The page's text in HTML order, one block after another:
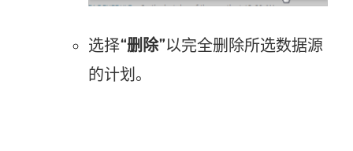
选择“删除”以完全删除所选数据源
的计划。